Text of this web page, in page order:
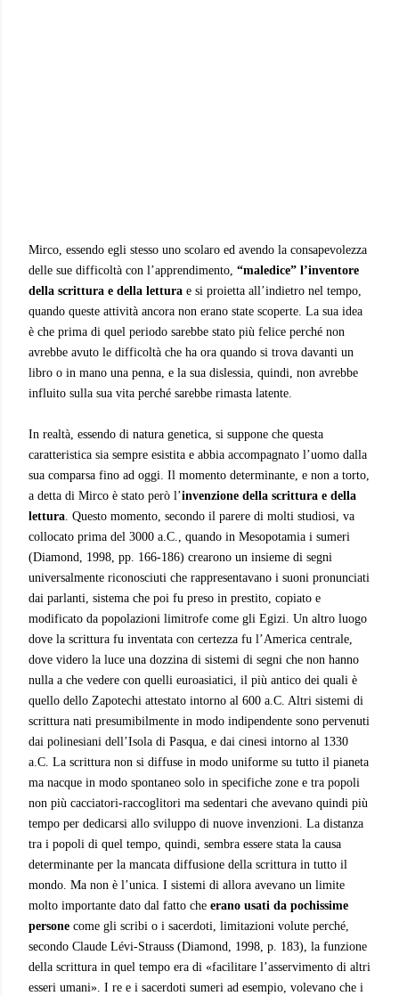
Mirco, essendo egli stesso uno scolaro ed avendo la consapevolezza
delle sue difficoltà con l’apprendimento, “maledice” l’inventore
della scrittura e della lettura e si proietta all’indietro nel tempo,
quando queste attività ancora non erano state scoperte. La sua idea
è che prima di quel periodo sarebbe stato più felice perché non
avrebbe avuto le difficoltà che ha ora quando si trova davanti un
libro o in mano una penna, e la sua dislessia, quindi, non avrebbe
influito sulla sua vita perché sarebbe rimasta latente.
In realtà, essendo di natura genetica, si suppone che questa
caratteristica sia sempre esistita e abbia accompagnato l’uomo dalla
sua comparsa fino ad oggi. Il momento determinante, e non a torto,
a detta di Mirco è stato però l’invenzione della scrittura e della
lettura. Questo momento, secondo il parere di molti studiosi, va
collocato prima del 3000 a.C., quando in Mesopotamia i sumeri
(Diamond, 1998, pp. 166-186) crearono un insieme di segni
universalmente riconosciuti che rappresentavano i suoni pronunciati
dai parlanti, sistema che poi fu preso in prestito, copiato e
modificato da popolazioni limitrofe come gli Egizi. Un altro luogo
dove la scrittura fu inventata con certezza fu l’America centrale,
dove videro la luce una dozzina di sistemi di segni che non hanno
nulla a che vedere con quelli euroasiatici, il più antico dei quali è
quello dello Zapotechi attestato intorno al 600 a.C. Altri sistemi di
scrittura nati presumibilmente in modo indipendente sono pervenuti
dai polinesiani dell’Isola di Pasqua, e dai cinesi intorno al 1330
a.C. La scrittura non si diffuse in modo uniforme su tutto il pianeta
ma nacque in modo spontaneo solo in specifiche zone e tra popoli
non più cacciatori-raccoglitori ma sedentari che avevano quindi più
tempo per dedicarsi allo sviluppo di nuove invenzioni. La distanza
tra i popoli di quel tempo, quindi, sembra essere stata la causa
determinante per la mancata diffusione della scrittura in tutto il
mondo. Ma non è l’unica. I sistemi di allora avevano un limite
molto importante dato dal fatto che erano usati da pochissime
persone come gli scribi o i sacerdoti, limitazioni volute perché,
secondo Claude Lévi-Strauss (Diamond, 1998, p. 183), la funzione
della scrittura in quel tempo era di «facilitare l’asservimento di altri
esseri umani». I re e i sacerdoti sumeri ad esempio, volevano che i